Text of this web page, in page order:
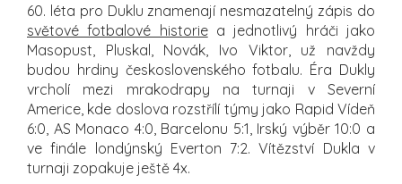
60. léta pro Duklu znamenají nesmazatelný zápis do
světové fotbalové historiea jednotlivý hráči jako
Masopust, Pluskal, Novák, Ivo Viktor, už navždy
budou hrdiny československého fotbalu. Éra Dukly
vrcholí mezi mrakodrapy na turnaji v Severní
Americe, kde doslova rozstřílí týmy jako Rapid Vídeň
6:0, AS Monaco 4:0, Barcelonu 5:1, Irský výběr 10:0 a
ve finále londýnský Everton 7:2. Vítězství Dukla v
turnaji zopakuje ještě 4x.